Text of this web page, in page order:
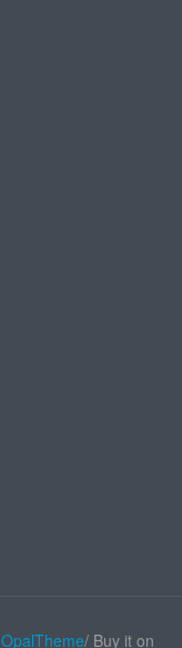
OpalTheme/ Buy it on